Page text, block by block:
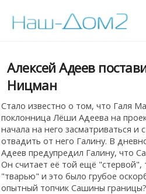
Алексей Адеев
Ницман
Стало известно о том, что Галя
поклонница Лёши Адеева на
начала на него засматриваться и
отвадить от него Галину. В
Адеев предупредил Галину, что
Он считает её той ещё "стервой",
"тварью" и это было грубое
опытный топчик Сашины границы?